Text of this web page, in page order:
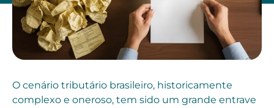
O cenário tributário brasileiro, historicamente
complexo e oneroso, tem sido um grande entrave